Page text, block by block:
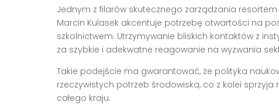
Jednym z filarów skutecznego zarządzania resortem
Marcin Kulasek akcentuje potrzebę otwartości na
szkolnictwem. Utrzymywanie bliskich kontaktów z
za szybkie i adekwatne reagowanie na wyzwania
Takie podejście ma gwarantować, że polityka
rzeczywistych potrzeb środowiska, co z kolei
całego kraju.